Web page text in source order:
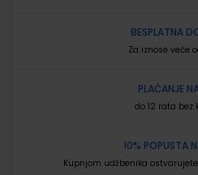
BESPLATNA
Za iznose veće
PLAĆANJE
do 12 rata bez
10% POPUSTA
Kupnjom udžbenika